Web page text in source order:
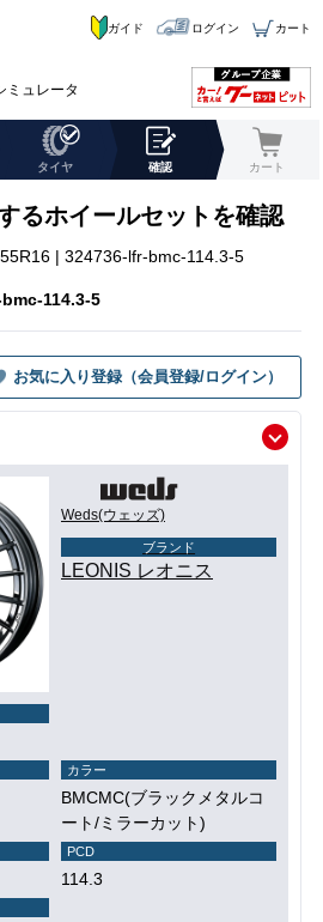
ミュレータ
ガイド ログイン カート
タイヤ 確認 カート
るホイールセットを確認
| 324736-lfr-bmc-114.3-5
114.3-5
お気に入り登録（会員登録/ログイン）
Weds(ウェッズ)
ブランド
LEONIS レオニス
カラー
BMCMC(ブラックメタルコ
ート/ミラーカット)
PCD
114.3